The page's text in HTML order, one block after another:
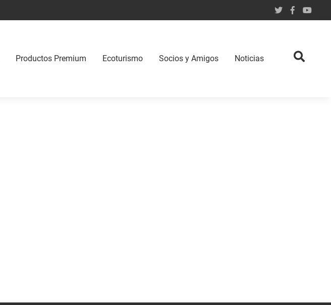
Productos Premium Ecoturismo Socios y Amigos Noticias